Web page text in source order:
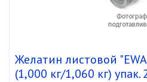
Желатин листовой
(1,000 кг/1,060 кг) упак.